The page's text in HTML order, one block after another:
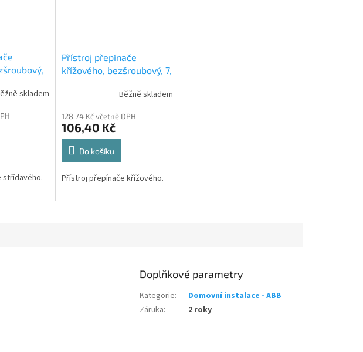
skladem
střídavého.
Přístroj přepínače
křížového, bezšroubový, 7,
Běžně skladem
128,74 Kč včetně DPH
106,40 Kč
Do košíku
Přístroj přepínače křížového.
Doplňkové parametry
Kategorie:
Domovní instalace - ABB
Záruka: 2 roky